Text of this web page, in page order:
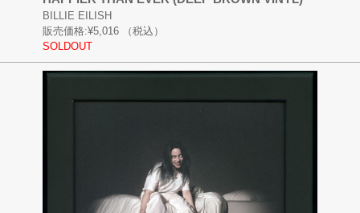
BILLIE EILISH
販売価格:¥5,016
（税込）
SOLDOUT